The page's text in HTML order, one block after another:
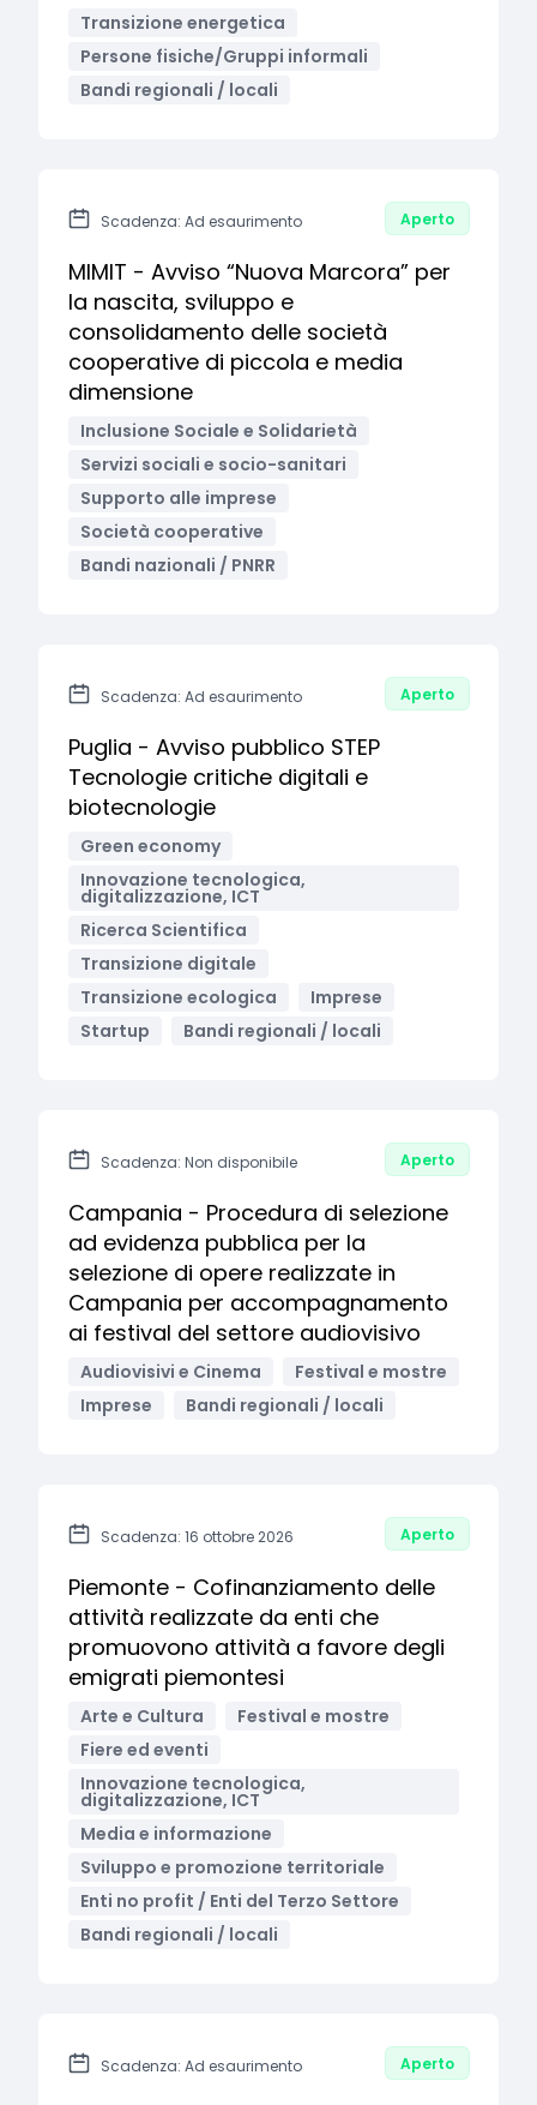
Transizione energetica
Persone fisiche/Gruppi informali
Bandi regionali / locali
Scadenza: Ad esaurimento Aperto
MIMIT - Avviso “Nuova Marcora” per
la nascita, sviluppo e
consolidamento delle società
cooperative di piccola e media
dimensione
Inclusione Sociale e Solidarietà
Servizi sociali e socio-sanitari
Supporto alle imprese
Società cooperative
Bandi nazionali / PNRR
Scadenza: Ad esaurimento Aperto
Puglia - Avviso pubblico STEP
Tecnologie critiche digitali e
biotecnologie
Green economy
Innovazione tecnologica,
digitalizzazione, ICT
Ricerca Scientifica
Transizione digitale
Transizione ecologica
Imprese
Startup
Bandi regionali / locali
Scadenza: Non disponibile Aperto
Campania - Procedura di selezione
ad evidenza pubblica per la
selezione di opere realizzate in
Campania per accompagnamento
ai festival del settore audiovisivo
Audiovisivi e Cinema
Festival e mostre
Imprese
Bandi regionali / locali
Scadenza: 16 ottobre 2026 Aperto
Piemonte - Cofinanziamento delle
attività realizzate da enti che
promuovono attività a favore degli
emigrati piemontesi
Arte e Cultura
Festival e mostre
Fiere ed eventi
Innovazione tecnologica,
digitalizzazione, ICT
Media e informazione
Sviluppo e promozione territoriale
Enti no profit / Enti del Terzo Settore
Bandi regionali / locali
Scadenza: Ad esaurimento Aperto